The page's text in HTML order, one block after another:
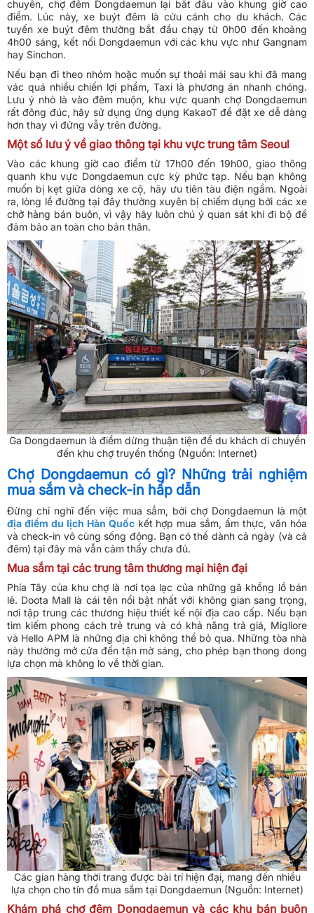
chuyến, chợ đêm Dongdaemun lại bắt đầu vào khung giờ cao
điểm. Lúc này, xe buýt đêm là cứu cánh cho du khách. Các
tuyến xe buýt đêm thường bắt đầu chạy từ 0h00 đến khoảng
4h00 sáng, kết nối Dongdaemun với các khu vực như Gangnam
hay Sinchon.
Nếu bạn đi theo nhóm hoặc muốn sự thoải mái sau khi đã mang
vác quá nhiều chiến lợi phẩm, Taxi là phương án nhanh chóng.
Lưu ý nhỏ là vào đêm muộn, khu vực quanh chợ Dongdaemun
rất đông đúc, hãy sử dụng ứng dụng KakaoT để đặt xe dễ dàng
hơn thay vì đứng vẫy trên đường.
Một số lưu ý về giao thông tại khu vực trung tâm Seoul
Vào các khung giờ cao điểm từ 17h00 đến 19h00, giao thông
quanh khu vực Dongdaemun cực kỳ phức tạp. Nếu bạn không
muốn bị kẹt giữa dòng xe cộ, hãy ưu tiên tàu điện ngầm. Ngoài
ra, lòng lề đường tại đây thường xuyên bị chiếm dụng bởi các xe
chở hàng bán buôn, vì vậy hãy luôn chú ý quan sát khi đi bộ để
đảm bảo an toàn cho bản thân.
Ga Dongdaemun là điểm dừng thuận tiện để du khách di chuyển
đến khu chợ truyền thống (Nguồn: Internet)
Chợ Dongdaemun có gì? Những trải nghiệm
mua sắm và check-in hấp dẫn
Đừng chỉ nghĩ đến việc mua sắm, bởi chợ Dongdaemun là một
địa điểm du lịch Hàn Quốckết hợp mua sắm, ẩm thực, văn hóa
và check-in vô cùng sống động. Bạn có thể dành cả ngày (và cả
đêm) tại đây mà vẫn cảm thấy chưa đủ.
Mua sắm tại các trung tâm thương mại hiện đại
Phía Tây của khu chợ là nơi tọa lạc của những gã khổng lồ bán
lẻ. Doota Mall là cái tên nổi bật nhất với không gian sang trọng,
nơi tập trung các thương hiệu thiết kế nội địa cao cấp. Nếu bạn
tìm kiếm phong cách trẻ trung và có khả năng trả giá, Migliore
và Hello APM là những địa chỉ không thể bỏ qua. Những tòa nhà
này thường mở cửa đến tận mờ sáng, cho phép bạn thong dong
lựa chọn mà không lo về thời gian.
Các gian hàng thời trang được bài trí hiện đại, mang đến nhiều
lựa chọn cho tín đồ mua sắm tại Dongdaemun (Nguồn: Internet)
Khám phá chợ đêm Dongdaemun và các khu bán buôn